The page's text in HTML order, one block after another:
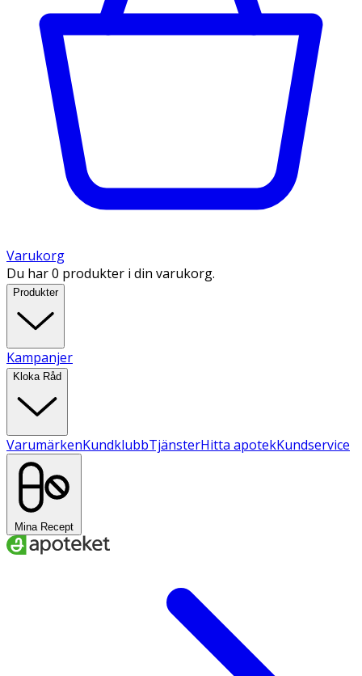
Varukorg
Du har 0 produkter i din varukorg.
Produkter
Kampanjer
Kloka Råd
VarumärkenKundklubbTjänsterHitta apotekKundservice
Mina Recept